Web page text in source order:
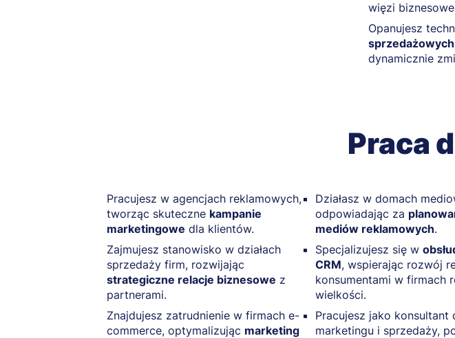
więzi
Opanujesz
sprzedażowych
dynamicznie
Praca
Pracujesz w agencjach reklamowych,
tworząc skuteczne kampanie
marketingowe dla klientów.
Zajmujesz stanowisko w działach
sprzedaży firm, rozwijając
strategiczne relacje biznesowe z
partnerami.
Znajdujesz zatrudnienie w firmach e-
commerce, optymalizując marketing
Działasz w domach
odpowiadając za
mediów reklamowych.
Specjalizujesz się w
CRM, wspierając rozwój
konsumentami w firmach
wielkości.
Pracujesz jako konsultant
marketingu i sprzedaży,